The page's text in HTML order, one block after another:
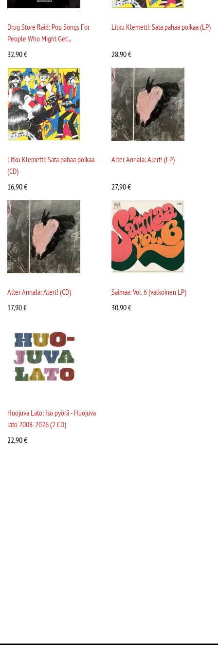
Drug Store Raid: Pop Songs For
People Who Might Get...
32,90€
Litku Klemetti: Sata pahaa poikaa (LP)
28,90€
Litku Klemetti: Sata pahaa poikaa
(CD)
16,90€
Alter Annala: Alert! (LP)
27,90€
Alter Annala: Alert! (CD)
17,90€
Saimaa: Vol. 6 (valkoinen LP)
30,90€
Huojuva Lato: Iso pyörä - Huojuva
lato 2008-2026 (2 CD)
22,90€